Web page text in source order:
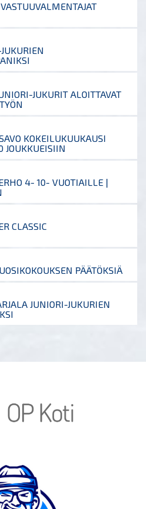
JUKURIT ALOITTAVAT
KOKEILUKUUKAUSI
JOUKKUEISIIN
4- 10- VUOTIAILLE |
CLASSIC
PÄÄTÖKSIÄ
JUNIORI-JUKURIEN